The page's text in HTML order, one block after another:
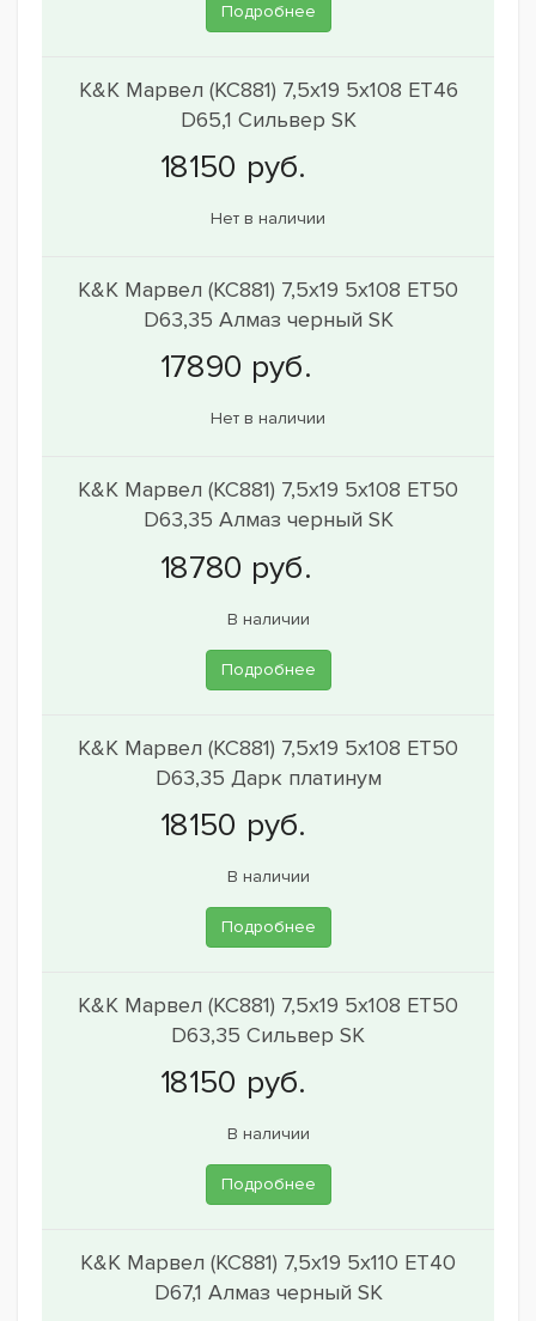
Подробнее
K&K Марвел (КС881) 7,5x19 5x108 ET46
D65,1 Сильвер SK
Нет в наличии
K&K Марвел (КС881) 7,5x19 5x108 ET50
D63,35 Алмаз черный SK
Нет в наличии
K&K Марвел (КС881) 7,5x19 5x108 ET50
D63,35 Алмаз черный SK
В наличии
Подробнее
K&K Марвел (КС881) 7,5x19 5x108 ET50
D63,35 Дарк платинум
В наличии
Подробнее
K&K Марвел (КС881) 7,5x19 5x108 ET50
D63,35 Сильвер SK
В наличии
Подробнее
K&K Марвел (КС881) 7,5x19 5x110 ET40
D67,1 Алмаз черный SK